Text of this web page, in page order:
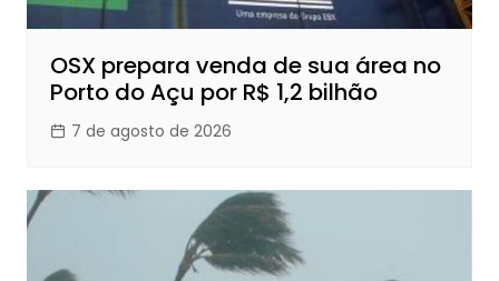
OSX prepara venda de sua área no
Porto do Açu por R$ 1,2 bilhão
7 de agosto de 2026